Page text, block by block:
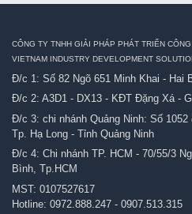
CÔNG TY TNHH GIẢI PHÁP PHÁT TRIỂN
VIETNAM INDUSTRY DEVELOPMENT
Đ/c 1: Số 82 Ngõ 651 Minh Khai - Hai
Đ/c 2: A3D1 - DX13 - KĐT Đặng Xá -
Đ/c 3: chi nhánh Quảng Ninh: Số
Tp. Hạ Long - Tỉnh Quảng Ninh
Đ/c 4: Chi nhánh TP. HCM - 70/55/3
Bình, Tp.HCM
MST: 0107527617
Hotline: 0972.888.247 - 0907.513.315